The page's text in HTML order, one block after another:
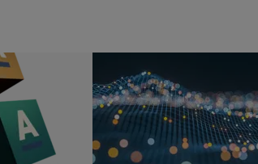
essa collegate e sui loro prodotti la cui
L'accesso al presente sito è soggetto al rispetto
"Note legali/condizioni generali di accesso al sito”.
La sottoscrizione dei prodotti e servizi di Amundi
sede della SGR o tramite i soggetti autorizzati al